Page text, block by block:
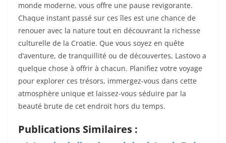
monde moderne, vous offre une pause revigorante.
Chaque instant passé sur ces îles est une chance de
renouer avec la nature tout en découvrant la richesse
culturelle de la Croatie. Que vous soyez en quête
d’aventure, de tranquillité ou de découvertes, Lastovo a
quelque chose à offrir à chacun. Planifiez votre voyage
pour explorer ces trésors, immergez-vous dans cette
atmosphère unique et laissez-vous séduire par la
beauté brute de cet endroit hors du temps.
Publications Similaires :